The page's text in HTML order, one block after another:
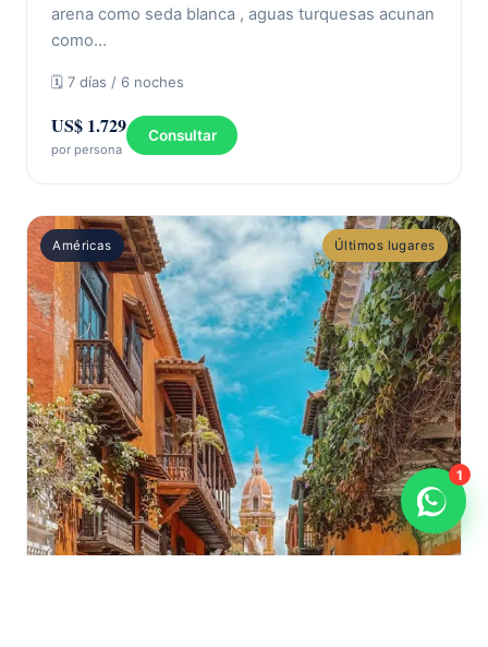
arena como seda blanca , aguas turquesas acunan
como…
🗓 7 días / 6 noches
US$ 1.729
por persona
Consultar
Américas Últimos lugares
1